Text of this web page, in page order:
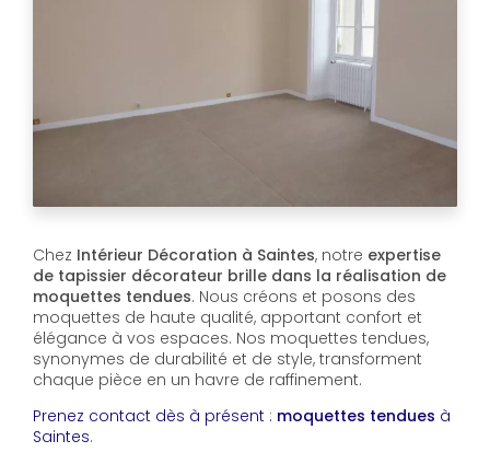
Chez Intérieur Décoration à Saintes, notre expertise
de tapissier décorateur brille dans la réalisation de
moquettes tendues. Nous créons et posons des
moquettes de haute qualité, apportant confort et
élégance à vos espaces. Nos moquettes tendues,
synonymes de durabilité et de style, transforment
chaque pièce en un havre de raffinement.
Prenez contact dès à présent : moquettes tendues à
Saintes.